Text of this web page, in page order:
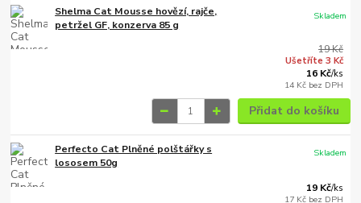
Shelma Cat Mousse hovězí, rajče,
petržel GF, konzerva 85 g
19 Kč
Ušetříte 3 Kč
16 Kč/ks
14 Kč bez DPH
Skladem
Přidat do košíku
Perfecto Cat Plněné polštářky s
lososem 50g
19 Kč/ks
17 Kč bez DPH
Skladem